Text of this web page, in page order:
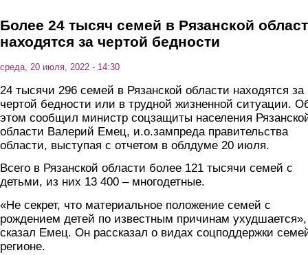
Более 24 тысяч семей в Рязанской
находятся за чертой бедности
среда, 20 июля, 2022 - 14:30
24 тысячи 296 семей в Рязанской области находятся за
чертой бедности или в трудной жизненной ситуации.
этом сообщил министр соцзащиты населения
области Валерий Емец, и.о.зампреда правительства
области, выступая с отчетом в облдуме 20 июля.
Всего в Рязанской области более 121 тысячи семей с
детьми, из них 13 400 – многодетные.
«Не секрет, что материальное положение семей с
рождением детей по известным причинам
сказал Емец. Он рассказал о видах соцподдержки
регионе.